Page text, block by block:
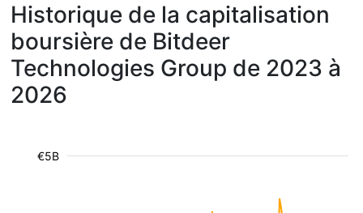
Historique de la capitalisation
boursière de Bitdeer
Technologies Group de 2023 à
2026
€5B